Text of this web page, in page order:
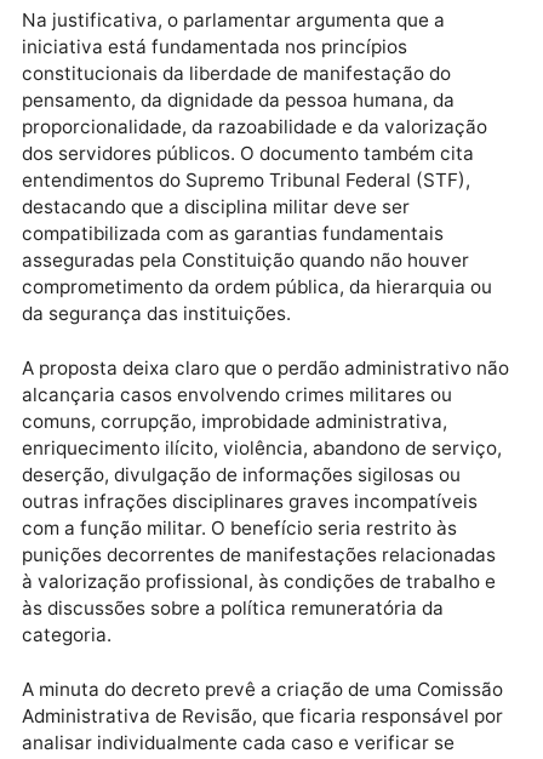
categoria, desde que respeitados os limites
constitucionais e legais.
Publicidade
Na justificativa, o parlamentar argumenta que a
iniciativa está fundamentada nos princípios
constitucionais da liberdade de manifestação do
pensamento, da dignidade da pessoa humana, da
proporcionalidade, da razoabilidade e da valorização
dos servidores públicos. O documento também cita
entendimentos do Supremo Tribunal Federal (STF),
destacando que a disciplina militar deve ser
compatibilizada com as garantias fundamentais
asseguradas pela Constituição quando não houver
comprometimento da ordem pública, da hierarquia
da segurança das instituições.
A proposta deixa claro que o perdão administrativo
alcançaria casos envolvendo crimes militares ou
comuns, corrupção, improbidade administrativa,
enriquecimento ilícito, violência, abandono de
deserção, divulgação de informações sigilosas ou
outras infrações disciplinares graves incompatíveis
com a função militar. O benefício seria restrito às